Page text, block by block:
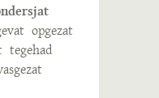
opgezat
tegehad